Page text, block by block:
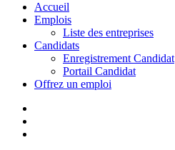
Accueil
Emplois
Liste des entreprises
Candidats
Enregistrement Candidat
Portail Candidat
Offrez un emploi